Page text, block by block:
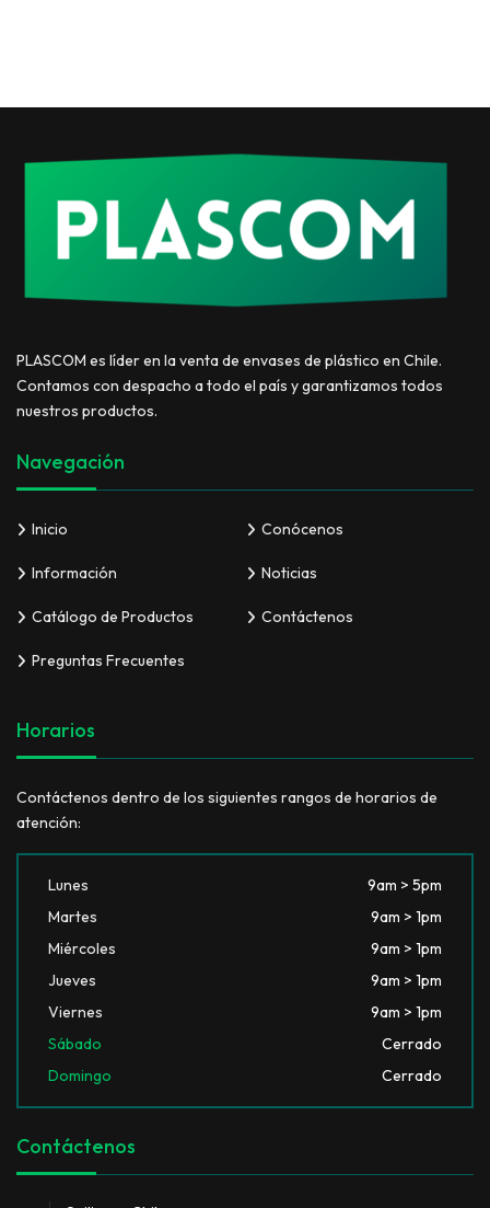
PLASCOM es líder en la venta de envases de plástico en Chile.
Contamos con despacho a todo el país y garantizamos todos
nuestros productos.
Navegación
Inicio Conócenos
Información Noticias
Catálogo de Productos Contáctenos
Preguntas Frecuentes
Horarios
Contáctenos dentro de los siguientes rangos de horarios de
atención:
Lunes
9am > 5pm
Martes
9am > 1pm
Miércoles
9am > 1pm
Jueves
9am > 1pm
Viernes
9am > 1pm
Sábado
Cerrado
Domingo
Cerrado
Contáctenos